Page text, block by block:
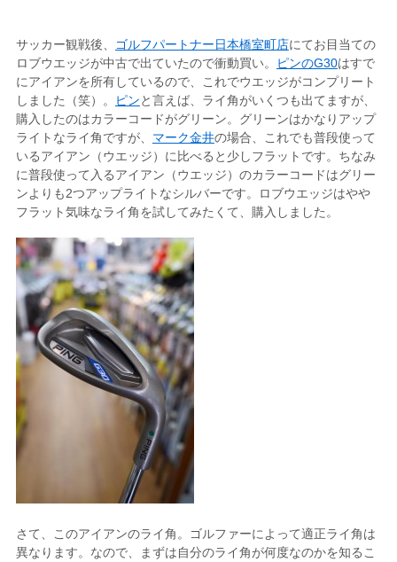
サッカー観戦後、 ゴルフパートナー日本橋室町店にてお目当ての
ロブウエッジが中古で出ていたので衝動買い。
ピンのG30はすで
にアイアンを所有しているので、これでウエッジがコンプリート
しました（笑）。
ピンと言えば、ライ角がいくつも出てますが、
購入したのはカラーコードがグリーン。グリーンはかなりアップ
ライトなライ角ですが、 マーク金井の場合、これでも普段使って
いるアイアン（ウエッジ）に比べると少しフラットです。ちなみ
に普段使って入るアイアン（ウエッジ）のカラーコードはグリー
ンよりも2つアップライトなシルバーです。ロブウエッジはやや
フラット気味なライ角を試してみたくて、購入しました。
さて、このアイアンのライ角。ゴルファーによって適正ライ角は
異なります。なので、まずは自分のライ角が何度なのかを知るこ